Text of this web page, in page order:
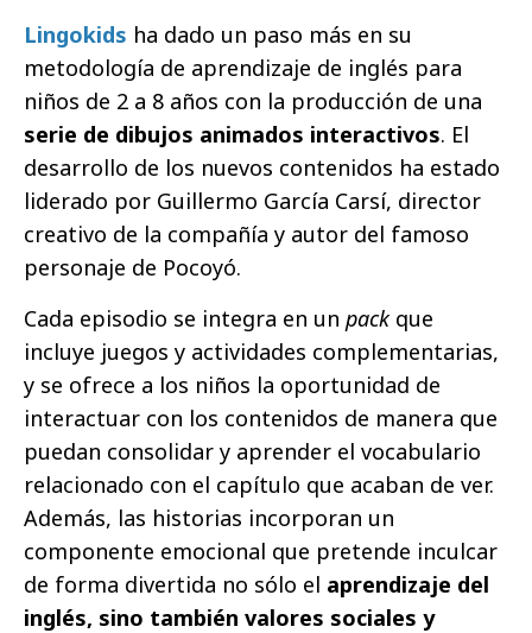
Lingokids ha dado un paso más en su
metodología de aprendizaje de inglés para
niños de 2 a 8 años con la producción de una
serie de dibujos animados interactivos. El
desarrollo de los nuevos contenidos ha estado
liderado por Guillermo García Carsí, director
creativo de la compañía y autor del famoso
personaje de Pocoyó.
Cada episodio se integra en un packque
incluye juegos y actividades complementarias,
y se ofrece a los niños la oportunidad de
interactuar con los contenidos de manera que
puedan consolidar y aprender el vocabulario
relacionado con el capítulo que acaban de ver.
Además, las historias incorporan un
componente emocional que pretende inculcar
de forma divertida no sólo el aprendizaje del
inglés, sino también valores sociales y